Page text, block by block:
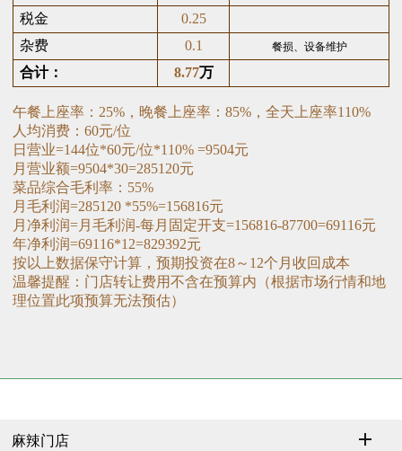
税金
0.25
杂费
0.1 餐损、设备维护
合计： 8.77万
午餐上 座率：25% ，晚餐上座率： 85% ，全天上 座率110%
人均消费： 60元/位
日营业=144位*60元/位*110% =9504元
月营业额=9504*30=285120元
菜品综合毛利率： 55%
月毛利润=285120 *55%=156816元
月净利润=月毛利润-每月固定开支=156816-87700=69116元
年净利润=69116*12=829392元
按以上数据保守计算，预期投资在8～ 12个月收回成本
温馨提醒：门店转让费用不含在预算内（根据市场行情和地
理位置此项预算无法预估）
麻辣门店